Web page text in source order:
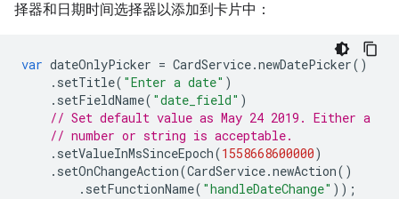
择器和日期时间选择器以添加到卡片中：
var dateOnlyPicker = CardService.newDatePicker()
. setTitle( "Enter a date" )
. setFieldName( "date_field" )
// Set default value as May 24 2019. Either a
// number or string is acceptable.
. setValueInMsSinceEpoch(1558668600000)
. setOnChangeAction(CardService.newAction()
. setFunctionName( "handleDateChange" ));